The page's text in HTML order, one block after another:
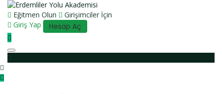
Eğitmen Olun
Girişimciler İçin
Giriş Yap
Hesap Aç
Toggle navigation